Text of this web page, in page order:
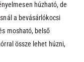
húzható, de
a bevásárlókocsi
mosható, belső
össze lehet húzni,